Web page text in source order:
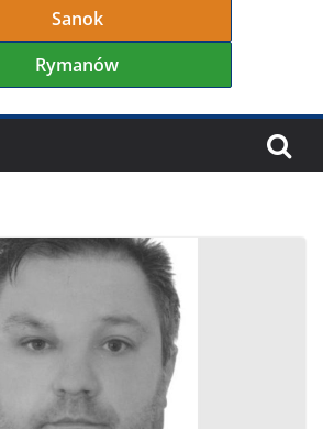
Sanok
Rymanów